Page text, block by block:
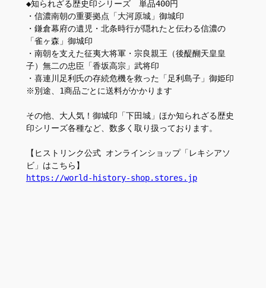
◆知られざる歴史印シリーズ　単品400円
・信濃南朝の重要拠点「大河原城」御城印
・鎌倉幕府の遺児・北条時行が隠れたと伝わる信濃の
「雀ヶ森」御城印
・南朝を支えた征夷大将軍・宗良親王（後醍醐天皇皇
子）無二の忠臣「香坂高宗」武将印
・喜連川足利氏の存続危機を救った「足利島子」御姫印
※別途、1商品ごとに送料がかかります
その他、大人気！御城印「下田城」ほか知られざる歴史
印シリーズ各種など、数多く取り扱っております。
【ヒストリンク公式 オンラインショップ「レキシアソ
ビ」はこちら】
https://world-history-shop.stores.jp